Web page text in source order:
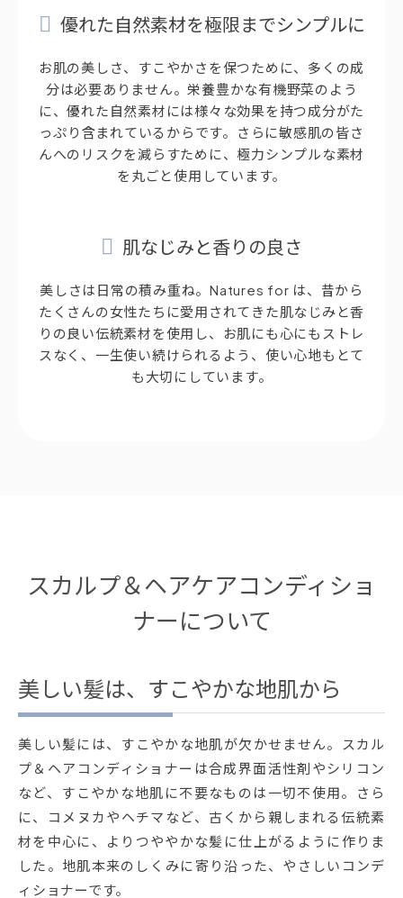
優れた自然素材を極限までシンプルに
お肌の美しさ、すこやかさを保つために、多くの成
分は必要ありません。栄養豊かな有機野菜のよう
に、優れた自然素材には様々な効果を持つ成分がた
っぷり含まれているからです。さらに敏感肌の皆さ
んへのリスクを減らすために、極力シンプルな素材
を丸ごと使用しています。
肌なじみと香りの良さ
美しさは日常の積み重ね。Natures for は、昔から
たくさんの女性たちに愛用されてきた肌なじみと香
りの良い伝統素材を使用し、お肌にも心にもストレ
スなく、一生使い続けられるよう、使い心地もとて
も大切にしています。
スカルプ＆ヘアケアコンディショ
ナーについて
美しい髪は、すこやかな地肌から
美しい髪には、すこやかな地肌が欠かせません。スカル
プ＆ヘアコンディショナーは合成界面活性剤やシリコン
など、すこやかな地肌に不要なものは一切不使用。さら
に、コメヌカやヘチマなど、古くから親しまれる伝統素
材を中心に、よりつややかな髪に仕上がるように作りま
した。地肌本来のしくみに寄り沿った、やさしいコンデ
ィショナーです。